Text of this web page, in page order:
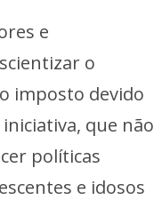
e
o
imposto devido
que não
políticas
e idosos